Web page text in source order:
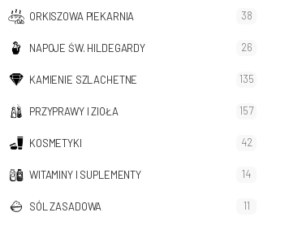
ORKISZOWA PIEKARNIA 38
NAPOJE ŚW. HILDEGARDY 26
KAMIENIE SZLACHETNE 135
PRZYPRAWY I ZIOŁA 157
KOSMETYKI 42
WITAMINY I SUPLEMENTY 14
SÓL ZASADOWA 11